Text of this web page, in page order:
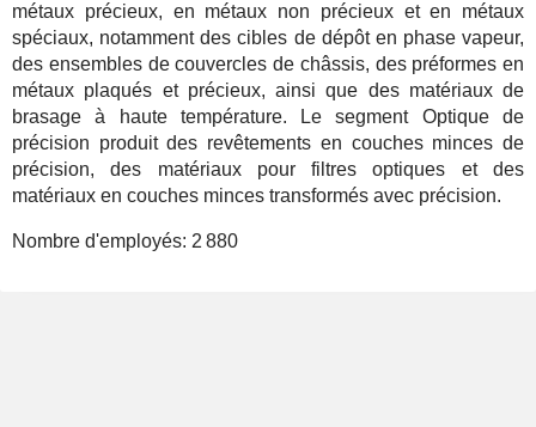
métaux précieux, en métaux non précieux et en métaux
spéciaux, notamment des cibles de dépôt en phase vapeur,
des ensembles de couvercles de châssis, des préformes en
métaux plaqués et précieux, ainsi que des matériaux de
brasage à haute température. Le segment Optique de
précision produit des revêtements en couches minces de
précision, des matériaux pour filtres optiques et des
matériaux en couches minces transformés avec précision.
Nombre d'employés: 2 880